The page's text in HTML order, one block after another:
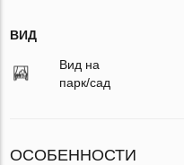
ВИД
Вид на
парк/сад
ОСОБЕННОСТИ